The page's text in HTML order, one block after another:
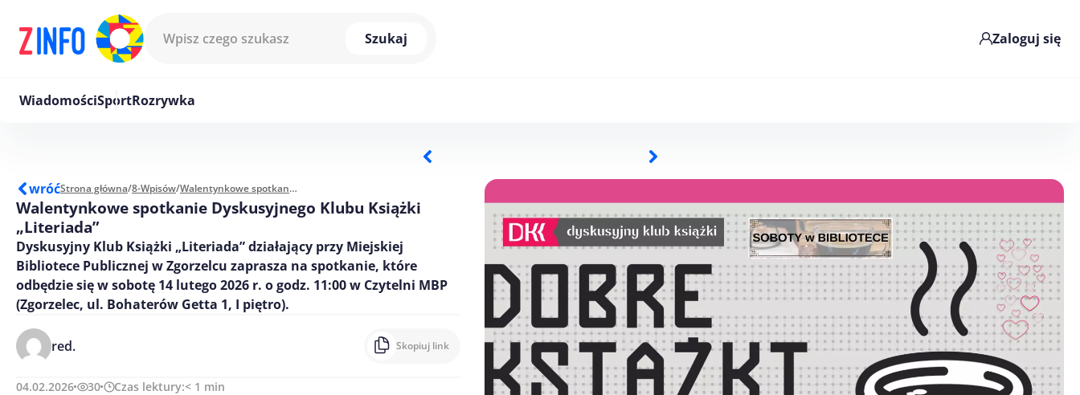
Szukaj
Zaloguj się
WiadomościSportRozrywka
wróćStrona główna/8-Wpisów/ Walentynkowe spotkanie Dyskusyjnego Klubu Książki „Literiada”
Walentynkowe spotkanie Dyskusyjnego Klubu Książki
„Literiada”
Dyskusyjny Klub Książki „Literiada” działający przy Miejskiej
Bibliotece Publicznej w Zgorzelcu zaprasza na spotkanie, które
odbędzie się w sobotę 14 lutego 2026 r. o godz. 11:00 w Czytelni MBP
(Zgorzelec, ul. Bohaterów Getta 1, I piętro).
red. Skopiuj link
04.02.2026 30 Czas lektury:< 1 min